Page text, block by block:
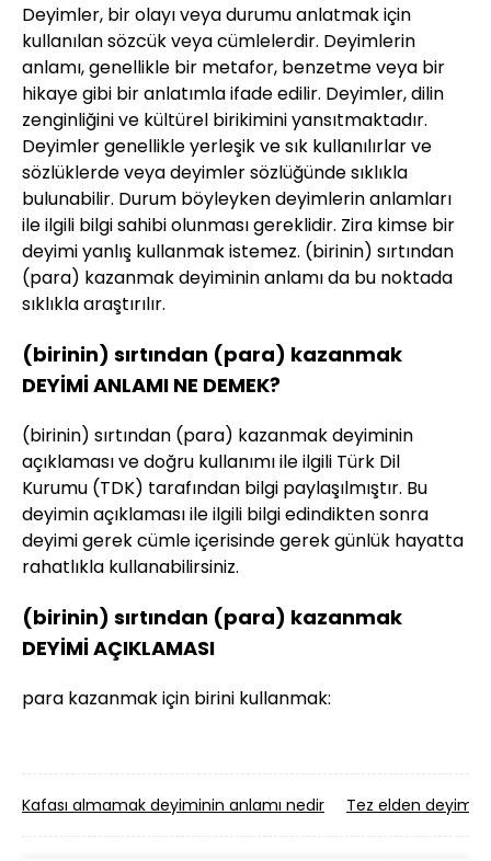
Deyimler, bir olayı veya durumu anlatmak için
kullanılan sözcük veya cümlelerdir. Deyimlerin
anlamı, genellikle bir metafor, benzetme veya bir
hikaye gibi bir anlatımla ifade edilir. Deyimler, dilin
zenginliğini ve kültürel birikimini yansıtmaktadır.
Deyimler genellikle yerleşik ve sık kullanılırlar ve
sözlüklerde veya deyimler sözlüğünde sıklıkla
bulunabilir. Durum böyleyken deyimlerin anlamları
ile ilgili bilgi sahibi olunması gereklidir. Zira kimse bir
deyimi yanlış kullanmak istemez. (birinin) sırtından
(para) kazanmak deyiminin anlamı da bu noktada
sıklıkla araştırılır.
(birinin) sırtından (para) kazanmak
DEYİMİ ANLAMI NE DEMEK?
(birinin) sırtından (para) kazanmak deyiminin
açıklaması ve doğru kullanımı ile ilgili Türk Dil
Kurumu (TDK) tarafından bilgi paylaşılmıştır. Bu
deyimin açıklaması ile ilgili bilgi edindikten sonra
deyimi gerek cümle içerisinde gerek günlük hayatta
rahatlıkla kullanabilirsiniz.
(birinin) sırtından (para) kazanmak
DEYİMİ AÇIKLAMASI
para kazanmak için birini kullanmak:
Kafası almamak deyiminin anlamı nedir Tez elden